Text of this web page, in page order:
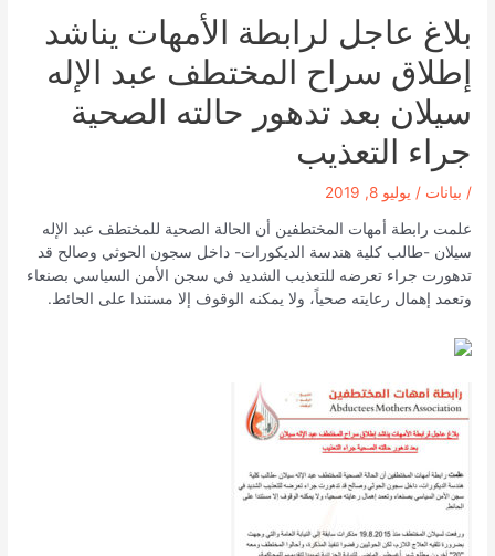
بلاغ عاجل لرابطة الأمهات يناشد
إطلاق سراح المختطف عبد الإله
سيلان بعد تدهور حالته الصحية
جراء التعذيب
/ بيانات / يوليو 8, 2019
علمت رابطة أمهات المختطفين أن الحالة الصحية للمختطف عبد الإله
سيلان -طالب كلية هندسة الديكورات- داخل سجون الحوثي وصالح قد
تدهورت جراء تعرضه للتعذيب الشديد في سجن الأمن السياسي بصنعاء
وتعمد إهمال رعايته صحياً، ولا يمكنه الوقوف إلا مستندا على الحائط.